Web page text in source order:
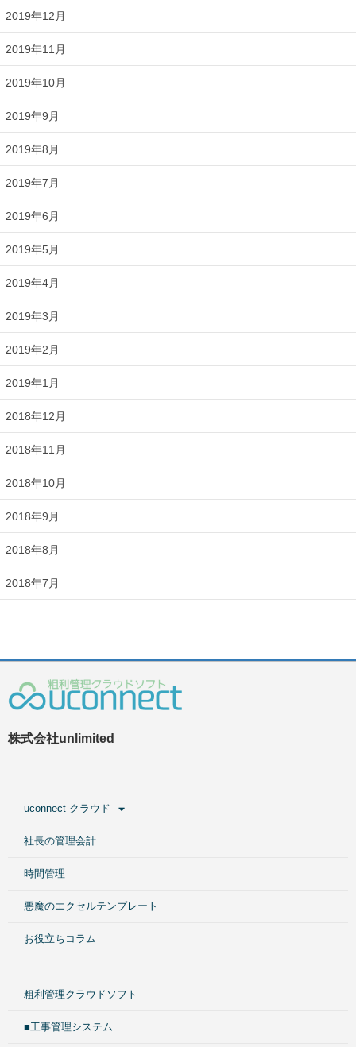
2019年12月
2019年11月
2019年10月
2019年9月
2019年8月
2019年7月
2019年6月
2019年5月
2019年4月
2019年3月
2019年2月
2019年1月
2018年12月
2018年11月
2018年10月
2018年9月
2018年8月
2018年7月
株式会社unlimited
uconnect クラウド
社長の管理会計
時間管理
悪魔のエクセルテンプレート
お役立ちコラム
粗利管理クラウドソフト
■工事管理システム